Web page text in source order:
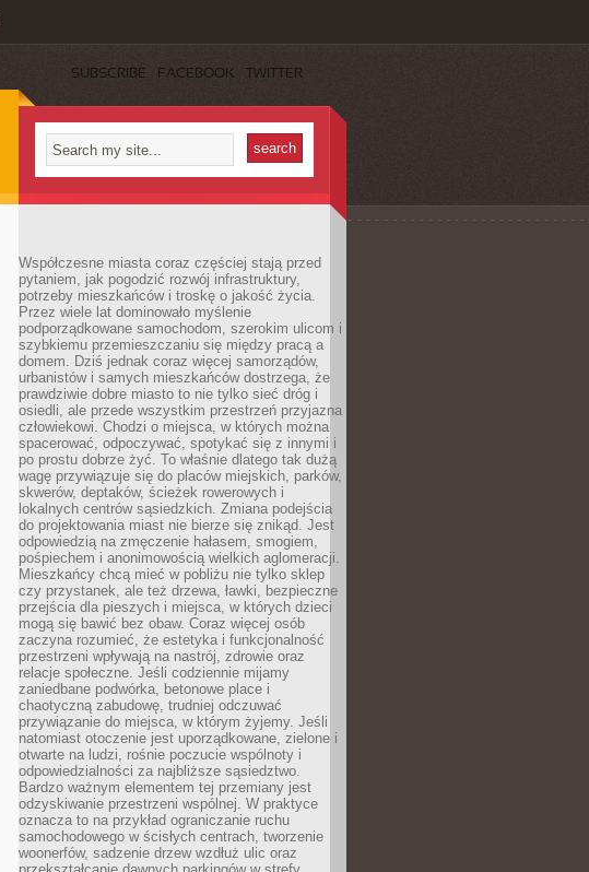
SUBSCRIBE FACEBOOK TWITTER
Współczesne miasta coraz częściej stają przed
pytaniem, jak pogodzić rozwój infrastruktury,
potrzeby mieszkańców i troskę o jakość życia.
Przez wiele lat dominowało myślenie
podporządkowane samochodom, szerokim ulicom i
szybkiemu przemieszczaniu się między pracą a
domem. Dziś jednak coraz więcej samorządów,
urbanistów i samych mieszkańców dostrzega, że
prawdziwie dobre miasto to nie tylko sieć dróg i
osiedli, ale przede wszystkim przestrzeń przyjazna
człowiekowi. Chodzi o miejsca, w których można
spacerować, odpoczywać, spotykać się z innymi i
po prostu dobrze żyć. To właśnie dlatego tak dużą
wagę przywiązuje się do placów miejskich, parków,
skwerów, deptaków, ścieżek rowerowych i
lokalnych centrów sąsiedzkich. Zmiana podejścia
do projektowania miast nie bierze się znikąd. Jest
odpowiedzią na zmęczenie hałasem, smogiem,
pośpiechem i anonimowością wielkich aglomeracji.
Mieszkańcy chcą mieć w pobliżu nie tylko sklep
czy przystanek, ale też drzewa, ławki, bezpieczne
przejścia dla pieszych i miejsca, w których dzieci
mogą się bawić bez obaw. Coraz więcej osób
zaczyna rozumieć, że estetyka i funkcjonalność
przestrzeni wpływają na nastrój, zdrowie oraz
relacje społeczne. Jeśli codziennie mijamy
zaniedbane podwórka, betonowe place i
chaotyczną zabudowę, trudniej odczuwać
przywiązanie do miejsca, w którym żyjemy. Jeśli
natomiast otoczenie jest uporządkowane, zielone i
otwarte na ludzi, rośnie poczucie wspólnoty i
odpowiedzialności za najbliższe sąsiedztwo.
Bardzo ważnym elementem tej przemiany jest
odzyskiwanie przestrzeni wspólnej. W praktyce
oznacza to na przykład ograniczanie ruchu
samochodowego w ścisłych centrach, tworzenie
woonerfów, sadzenie drzew wzdłuż ulic oraz